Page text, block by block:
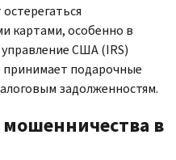
картами, особенно в
США (IRS)
принимает подарочные
задолженностям.
в